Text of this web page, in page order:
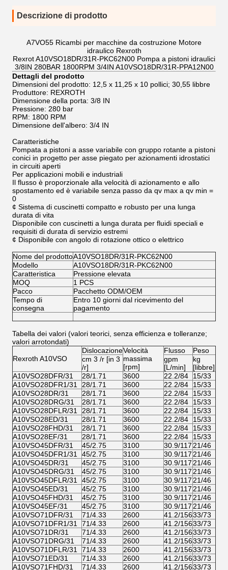
Descrizione di prodotto
A7VO55 Ricambi per macchine da costruzione Motore
idraulico Rexroth
Rexrot A10VSO18DR/31R-PKC62N00 Pompa a pistoni idraulici
3/8IN 280BAR 1800RPM 3/4IN A10VSO18DR/31R-PPA12N00
Dettagli del prodotto
Dimensioni del prodotto: 12,5 x 11,25 x 10 pollici; 30,55 libbre
Produttore: REXROTH
Dimensione della porta: 3/8 IN
Pressione: 280 bar
RPM: 1800 RPM
Dimensione dell'albero: 3/4 IN
Caratteristiche
Pompata a pistoni a asse variabile con gruppo rotante a pistoni
conici in progetto per asse piegato per azionamenti idrostatici
in circuiti aperti
Per applicazioni mobili e industriali
Il flusso è proporzionale alla velocità di azionamento e allo
spostamento ed è variabile senza passo da qv max a qv min =
0
¢ Sistema di cuscinetti compatto e robusto per una lunga
durata di vita
Disponibile con cuscinetti a lunga durata per fluidi speciali e
requisiti di durata di servizio estremi
¢ Disponibile con angolo di rotazione ottico o elettrico
Nome del prodottoA10VSO18DR/31R-PKC62N00
Modello
A10VSO18DR/31R-PKC62N00
Caratteristica
Pressione elevata
MOQ
1 PCS
Pacco
Pacchetto ODM/OEM
Tempo di
consegna
Entro 10 giorni dal ricevimento del
pagamento
Tabella dei valori (valori teorici, senza efficienza e tolleranze;
valori arrotondati)
Rexroth A10VSO
DislocazioneVelocità
massima
[rpm]
Flusso
Peso
cm 3 /r [in 3
/r]
gpm
[L/min]
kg
[libbre]
A10VSO28DFR/31
28/1.71 3600 22.2/84
15/33
A10VSO28DFR1/31
28/1.71 3600 22.2/84
15/33
A10VSO28DR/31
28/1.71 3600 22.2/84
15/33
A10VSO28DRG/31
28/1.71 3600 22.2/84
15/33
A10VSO28DFLR/31
28/1.71 3600 22.2/84
15/33
A10VSO28ED/31
28/1.71 3600 22.2/84
15/33
A10VSO28FHD/31
28/1.71 3600 22.2/84
15/33
A10VSO28EF/31
28/1.71 3600 22.2/84
15/33
A10VSO45DFR/31
45/2.75 3100 30.9/117 21/46
A10VSO45DFR1/31
45/2.75 3100 30.9/117 21/46
A10VSO45DR/31
45/2.75 3100 30.9/117 21/46
A10VSO45DRG/31
45/2.75 3100 30.9/117 21/46
A10VSO45DFLR/31
45/2.75 3100 30.9/117 21/46
A10VSO45ED/31
45/2.75 3100 30.9/117 21/46
A10VSO45FHD/31
45/2.75 3100 30.9/117 21/46
A10VSO45EF/31
45/2.75 3100 30.9/117 21/46
A10VSO71DFR/31
71/4.33 2600 41.2/15633/73
A10VSO71DFR1/31
71/4.33 2600 41.2/15633/73
A10VSO71DR/31
71/4.33 2600 41.2/15633/73
A10VSO71DRG/31
71/4.33 2600 41.2/15633/73
A10VSO71DFLR/31
71/4.33 2600 41.2/15633/73
A10VSO71ED/31
71/4.33 2600 41.2/15633/73
A10VSO71FHD/31
71/4.33 2600 41.2/15633/73